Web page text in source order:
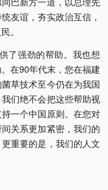
友谊，夯实政治互信，
。
了强劲的帮助。我也想
在90年代末，您在福建
草技术至今仍在为我国
们绝不会把这些帮助视
一个中国原则。在您对
关系更加紧密，我们的
重要的是，我们的人文